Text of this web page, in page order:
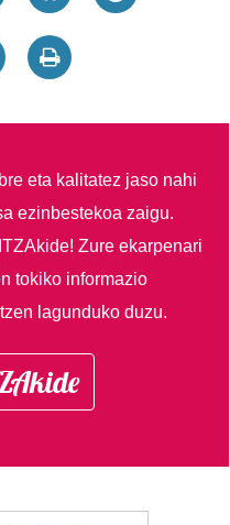
eta kalitatez jaso nahi
ezinbestekoa zaigu.
Zure ekarpenari
tokiko informazio
lagunduko duzu.